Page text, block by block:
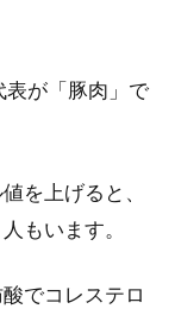
に作る
」という女性は必見
食べてスリム
表が「豚肉」で
を上げると、
もいます。
でコレステロ